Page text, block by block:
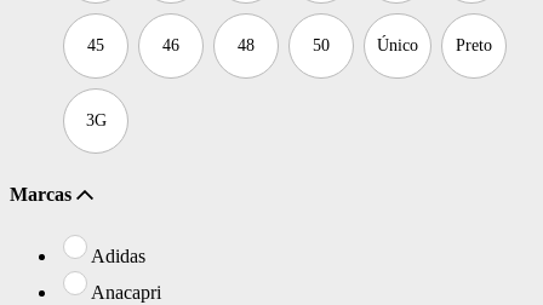
45 46 48 50 Único Preto
3G
Marcas
Adidas
Anacapri